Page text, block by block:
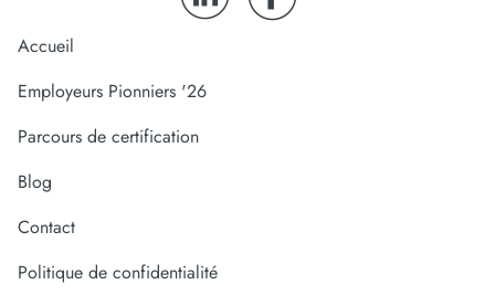
Accueil
Employeurs Pionniers '26
Parcours de certification
Blog
Contact
Politique de confidentialité